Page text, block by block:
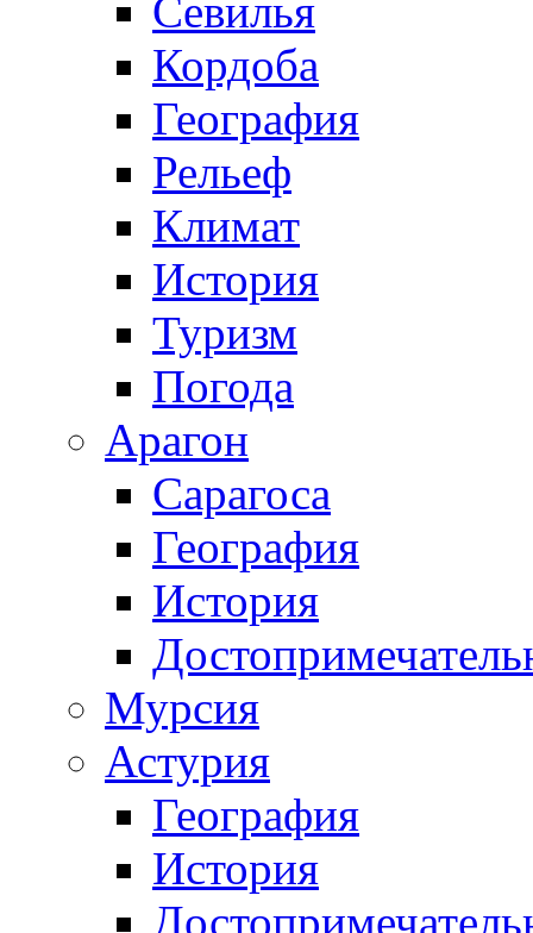
Севилья
Кордоба
География
Рельеф
Климат
История
Туризм
Погода
Арагон
Сарагоса
География
История
Мурсия
Астурия
География
История